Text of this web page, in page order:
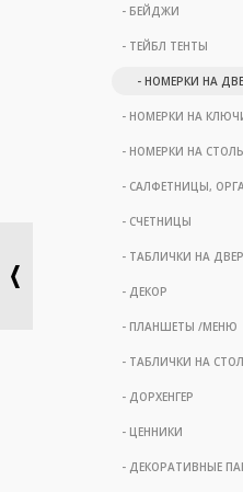
- БЕЙДЖИ
- ТЕЙБЛ ТЕНТЫ
- НОМЕРКИ НА
- НОМЕРКИ НА
- НОМЕРКИ НА
- САЛФЕТНИЦЫ,
- СЧЕТНИЦЫ
- ТАБЛИЧКИ НА
- ДЕКОР
- ПЛАНШЕТЫ /МЕНЮ
- ТАБЛИЧКИ НА СТОЛ
- ДОРХЕНГЕР
- ЦЕННИКИ
- ДЕКОРАТИВНЫЕ